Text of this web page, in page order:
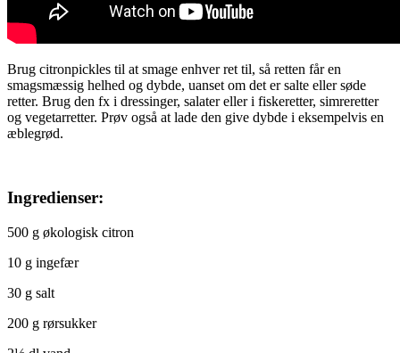
Brug citronpickles til at smage enhver ret til, så retten får en
smagsmæssig helhed og dybde, uanset om det er salte eller søde
retter. Brug den fx i dressinger, salater eller i fiskeretter, simreretter
og vegetarretter. Prøv også at lade den give dybde i eksempelvis en
æblegrød.
Ingredienser:
500 g økologisk citron
10 g ingefær
30 g salt
200 g rørsukker